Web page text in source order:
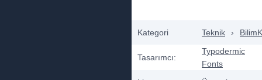
Kategori Teknik ›
Tasarımcı:
Typodermic
Fonts